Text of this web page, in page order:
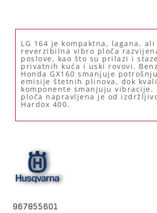
967855601
LG 164 je kompaktna, lagana, ali
reverzibilna vibro ploča
poslove, kao što su prilazi i
privatnih kuća i uski rovovi.
Honda GX160 smanjuje
emisije štetnih plinova, dok
komponente smanjuju vibracije.
ploča napravljena je od
Hardox 400.